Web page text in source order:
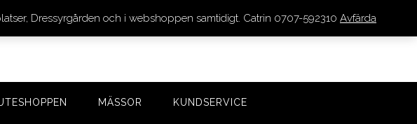
MÄSSOR KUNDSERVICE
Dressyrgården och i webshoppen samtidigt. Catrin 0707-592310 Avfärda